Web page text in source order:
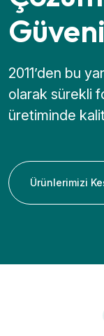
2011’den bu
olarak sürekli
üretiminde
Ürünlerimizi